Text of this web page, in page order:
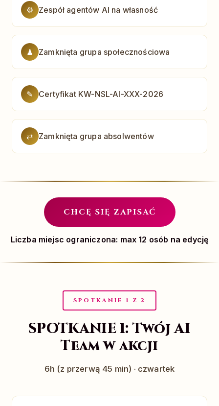
⚙ Zespół agentów AI na własność
♟ Zamknięta grupa społecznościowa
✎ Certyfikat KW-NSL-AI-XXX-2026
⇄ Zamknięta grupa absolwentów
CHCĘ SIĘ ZAPISAĆ
Liczba miejsc ograniczona: max 12 osób na edycję
SPOTKANIE 1 Z 2
SPOTKANIE 1: Twój AI
Team w akcji
6h (z przerwą 45 min) · czwartek